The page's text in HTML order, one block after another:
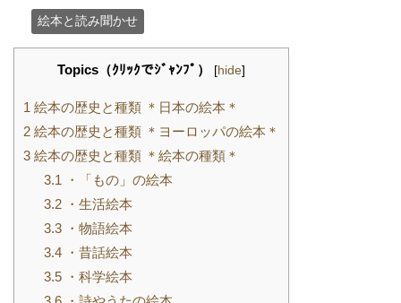
絵本と読み聞かせ
Topics（ｸﾘｯｸでｼﾞｬﾝﾌﾟ） [hide]
1 絵本の歴史と種類 ＊日本の絵本＊
2 絵本の歴史と種類 ＊ヨーロッパの絵本＊
3 絵本の歴史と種類 ＊絵本の種類＊
3.1 ・「もの」の絵本
3.2・生活絵本
3.3・物語絵本
3.4・昔話絵本
3.5・科学絵本